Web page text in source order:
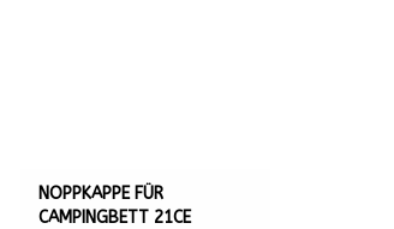
NOPPKAPPE FÜR
CAMPINGBETT 21CE